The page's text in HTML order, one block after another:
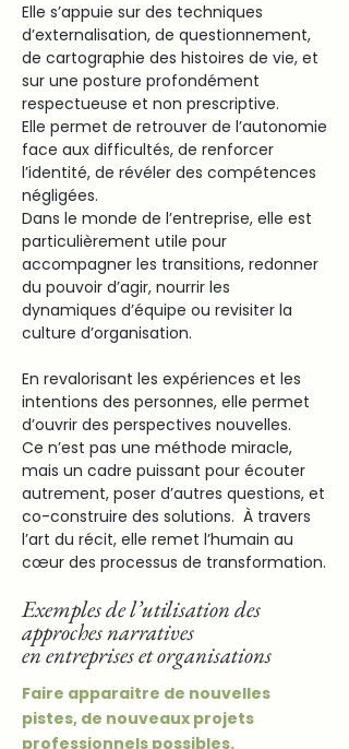
Elle s’appuie sur des techniques
d’externalisation, de questionnement,
de cartographie des histoires de vie, et
sur une posture profondément
respectueuse et non prescriptive.
Elle permet de retrouver de l’autonomie
face aux difficultés, de renforcer
l’identité, de révéler des compétences
négligées.
Dans le monde de l’entreprise, elle est
particulièrement utile pour
accompagner les transitions, redonner
du pouvoir d’agir, nourrir les
dynamiques d’équipe ou revisiter la
culture d’organisation.
En revalorisant les expériences et les
intentions des personnes, elle permet
d’ouvrir des perspectives nouvelles.
Ce n’est pas une méthode miracle,
mais un cadre puissant pour écouter
autrement, poser d’autres questions, et
co-construire des solutions. À travers
l’art du récit, elle remet l’humain au
cœur des processus de transformation.
Exemples de l’utilisation des
approches narratives
en entreprises et organisations
Faire apparaitre de nouvelles
pistes, de nouveaux projets
professionnels possibles.